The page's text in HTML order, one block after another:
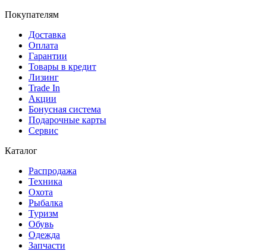
Покупателям
Доставка
Оплата
Гарантии
Товары в кредит
Лизинг
Trade In
Акции
Бонусная система
Подарочные карты
Сервис
Каталог
Распродажа
Техника
Охота
Рыбалка
Туризм
Обувь
Одежда
Запчасти